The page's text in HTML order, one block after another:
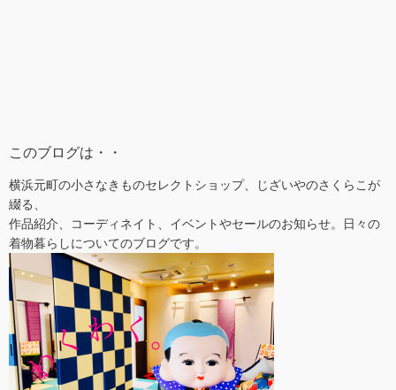
このブログは・・
横浜元町の小さなきものセレクトショップ、じざいやのさくらこが
綴る、
作品紹介、コーディネイト、イベントやセールのお知らせ。日々の
着物暮らしについてのブログです。